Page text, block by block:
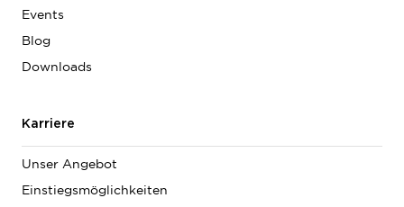
Events
Blog
Downloads
Karriere
Unser Angebot
Einstiegsmöglichkeiten